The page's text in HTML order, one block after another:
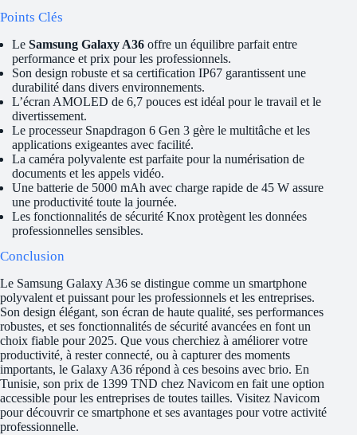
Points Clés
Le Samsung Galaxy A36 offre un équilibre parfait entre
performance et prix pour les professionnels.
Son design robuste et sa certification IP67 garantissent une
durabilité dans divers environnements.
L’écran AMOLED de 6,7 pouces est idéal pour le travail et le
divertissement.
Le processeur Snapdragon 6 Gen 3 gère le multitâche et les
applications exigeantes avec facilité.
La caméra polyvalente est parfaite pour la numérisation de
documents et les appels vidéo.
Une batterie de 5000 mAh avec charge rapide de 45 W assure
une productivité toute la journée.
Les fonctionnalités de sécurité Knox protègent les données
professionnelles sensibles.
Conclusion
Le Samsung Galaxy A36 se distingue comme un smartphone
polyvalent et puissant pour les professionnels et les entreprises.
Son design élégant, son écran de haute qualité, ses performances
robustes, et ses fonctionnalités de sécurité avancées en font un
choix fiable pour 2025. Que vous cherchiez à améliorer votre
productivité, à rester connecté, ou à capturer des moments
importants, le Galaxy A36 répond à ces besoins avec brio. En
Tunisie, son prix de 1399 TND chez Navicom en fait une option
accessible pour les entreprises de toutes tailles. Visitez Navicom
pour découvrir ce smartphone et ses avantages pour votre activité
professionnelle.